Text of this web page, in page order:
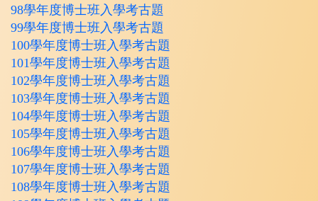
98學年度博士班入學考古題
99學年度博士班入學考古題
100學年度博士班入學考古題
101學年度博士班入學考古題
102學年度博士班入學考古題
103學年度博士班入學考古題
104學年度博士班入學考古題
105學年度博士班入學考古題
106學年度博士班入學考古題
107學年度博士班入學考古題
108學年度博士班入學考古題